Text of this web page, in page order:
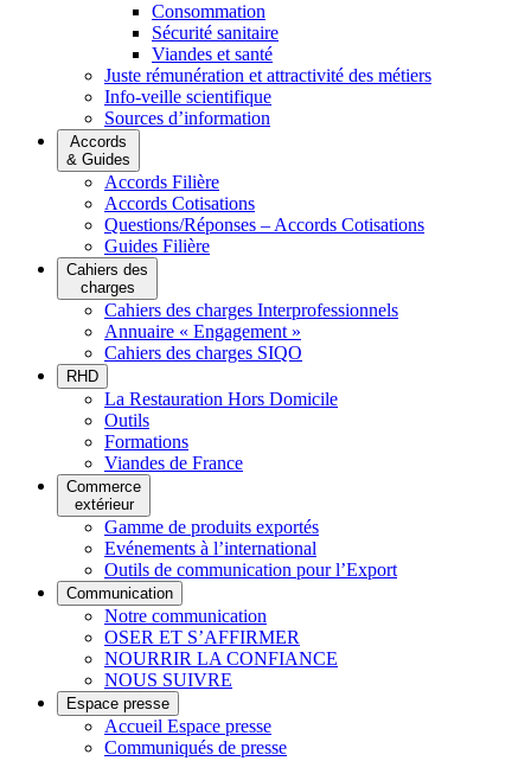
Consommation
Sécurité sanitaire
Viandes et santé
Juste rémunération et attractivité des métiers
Info-veille scientifique
Sources d’information
Accords
& Guides
Accords Filière
Accords Cotisations
Questions/Réponses – Accords Cotisations
Guides Filière
Cahiers des
charges
Cahiers des charges Interprofessionnels
Annuaire « Engagement »
Cahiers des charges SIQO
RHD
La Restauration Hors Domicile
Outils
Formations
Viandes de France
Commerce
extérieur
Gamme de produits exportés
Evénements à l’international
Outils de communication pour l’Export
Communication
Notre communication
OSER ET S’AFFIRMER
NOURRIR LA CONFIANCE
NOUS SUIVRE
Espace presse
Accueil Espace presse
Communiqués de presse